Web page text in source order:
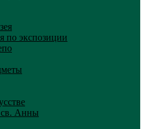
по экспозиции
св. Анны